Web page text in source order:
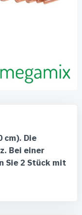
cm). Die
Bei einer
Sie 2 Stück mit